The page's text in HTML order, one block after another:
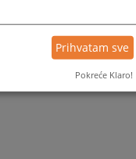
Prihvatam sve
Pokreće Klaro!